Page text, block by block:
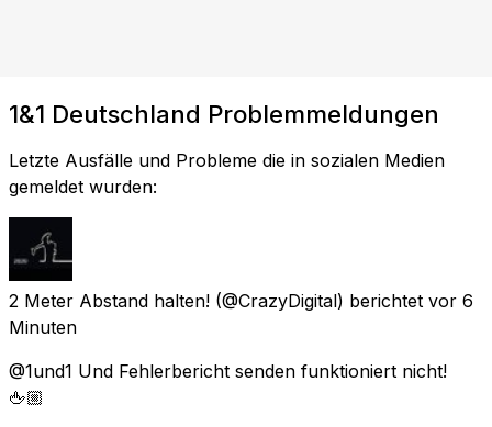
1&1 Deutschland Problemmeldungen
Letzte Ausfälle und Probleme die in sozialen Medien
gemeldet wurden:
2 Meter Abstand halten! (@CrazyDigital) berichtet vor 6
Minuten
@1und1 Und Fehlerbericht senden funktioniert nicht!
🖕🏼